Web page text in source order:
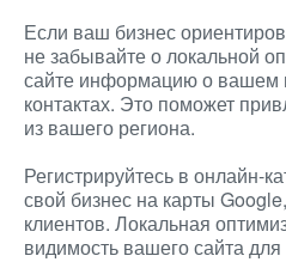
Если ваш бизнес
не забывайте о локальной
сайте информацию о вашем
контактах. Это поможет
из вашего региона.
Регистрируйтесь в онлайн-
свой бизнес на карты
клиентов. Локальная
видимость вашего сайта